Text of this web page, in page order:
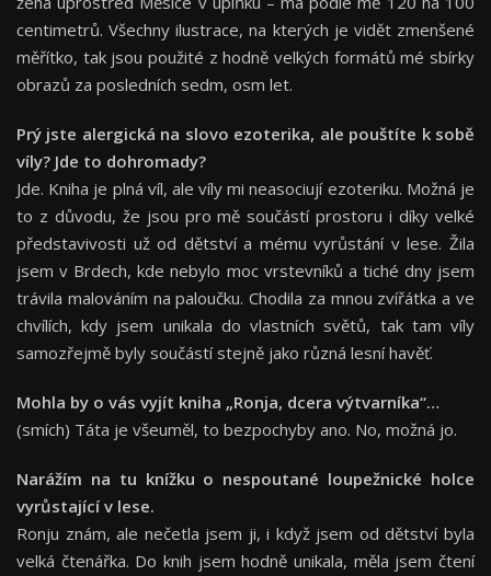
centimetrů. Všechny ilustrace, na kterých je vidět zmenšené
měřítko, tak jsou použité z hodně velkých formátů mé sbírky
obrazů za posledních sedm, osm let.
Prý jste alergická na slovo ezoterika, ale pouštíte k sobě
víly? Jde to dohromady?
Jde. Kniha je plná víl, ale víly mi neasociují ezoteriku. Možná je
to z důvodu, že jsou pro mě součástí prostoru i díky velké
představivosti už od dětství a mému vyrůstání v lese. Žila
jsem v Brdech, kde nebylo moc vrstevníků a tiché dny jsem
trávila malováním na paloučku. Chodila za mnou zvířátka a ve
chvílích, kdy jsem unikala do vlastních světů, tak tam víly
samozřejmě byly součástí stejně jako různá lesní havěť.
Mohla by o vás vyjít kniha „Ronja, dcera výtvarníka“…
(smích) Táta je všeuměl, to bezpochyby ano. No, možná jo.
Narážím na tu knížku o nespoutané loupežnické holce
vyrůstající v lese.
Ronju znám, ale nečetla jsem ji, i když jsem od dětství byla
velká čtenářka. Do knih jsem hodně unikala, měla jsem čtení